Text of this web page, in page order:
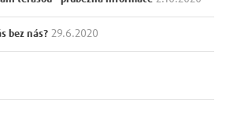
bez nás? 29.6.2020